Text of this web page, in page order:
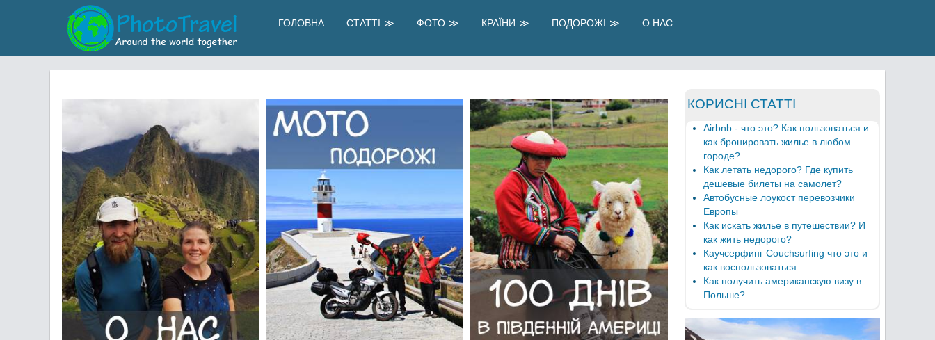
ГОЛОВНА СТАТТІ ФОТО КРАЇНИ ПОДОРОЖІ О НАС
КОРИСНІ СТАТТІ
Airbnb - что это? Как пользоваться и
как бронировать жилье в любом
городе?
Как летать недорого? Где купить
дешевые билеты на самолет?
Автобусные лоукост перевозчики
Европы
Как искать жилье в путешествии? И
как жить недорого?
Каучсерфинг Couchsurfing что это и
как воспользоваться
Как получить американскую визу в
Польше?